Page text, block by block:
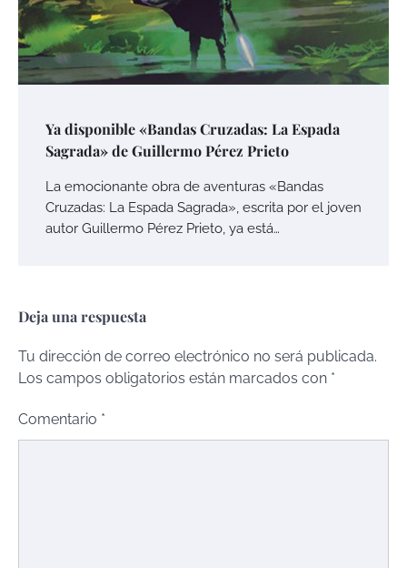
Ya disponible «Bandas Cruzadas: La Espada
Sagrada» de Guillermo Pérez Prieto
La emocionante obra de aventuras «Bandas
Cruzadas: La Espada Sagrada», escrita por el joven
autor Guillermo Pérez Prieto, ya está…
Deja una respuesta
Tu dirección de correo electrónico no será publicada.
Los campos obligatorios están marcados con *
Comentario *